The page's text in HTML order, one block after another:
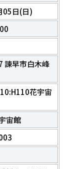
05日(日)
諫早市白木峰
花宇宙
宙館